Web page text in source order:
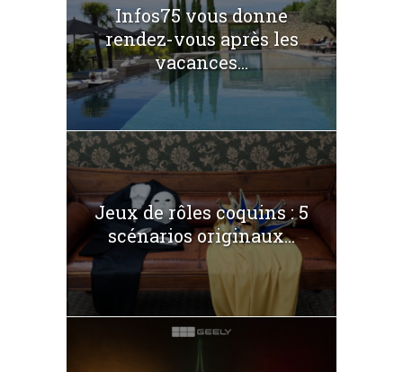
Infos75 vous donne
rendez-vous après les
vacances...
Jeux de rôles coquins : 5
scénarios originaux...